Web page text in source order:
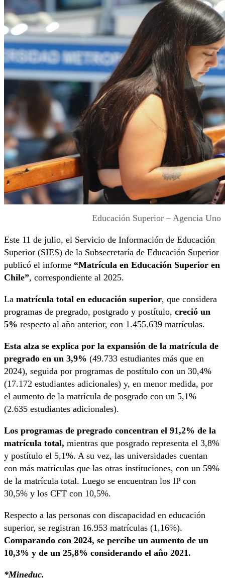
Educación Superior – Agencia Uno
Este 11 de julio, el Servicio de Información de Educación
Superior (SIES) de la Subsecretaría de Educación Superior
publicó el informe “Matrícula en Educación Superior en
Chile”, correspondiente al 2025.
La matrícula total en educación superior, que considera
programas de pregrado, postgrado y postítulo, creció un
5% respecto al año anterior, con 1.455.639 matrículas.
Esta alza se explica por la expansión de la matrícula de
pregrado en un 3,9% (49.733 estudiantes más que en
2024), seguida por programas de postítulo con un 30,4%
(17.172 estudiantes adicionales) y, en menor medida, por
el aumento de la matrícula de posgrado con un 5,1%
(2.635 estudiantes adicionales).
Los programas de pregrado concentran el 91,2% de la
matrícula total, mientras que posgrado representa el 3,8%
y postítulo el 5,1%. A su vez, las universidades cuentan
con más matrículas que las otras instituciones, con un 59%
de la matrícula total. Luego se encuentran los IP con
30,5% y los CFT con 10,5%.
Respecto a las personas con discapacidad en educación
superior, se registran 16.953 matrículas (1,16%).
Comparando con 2024, se percibe un aumento de un
10,3% y de un 25,8% considerando el año 2021.
*Mineduc.